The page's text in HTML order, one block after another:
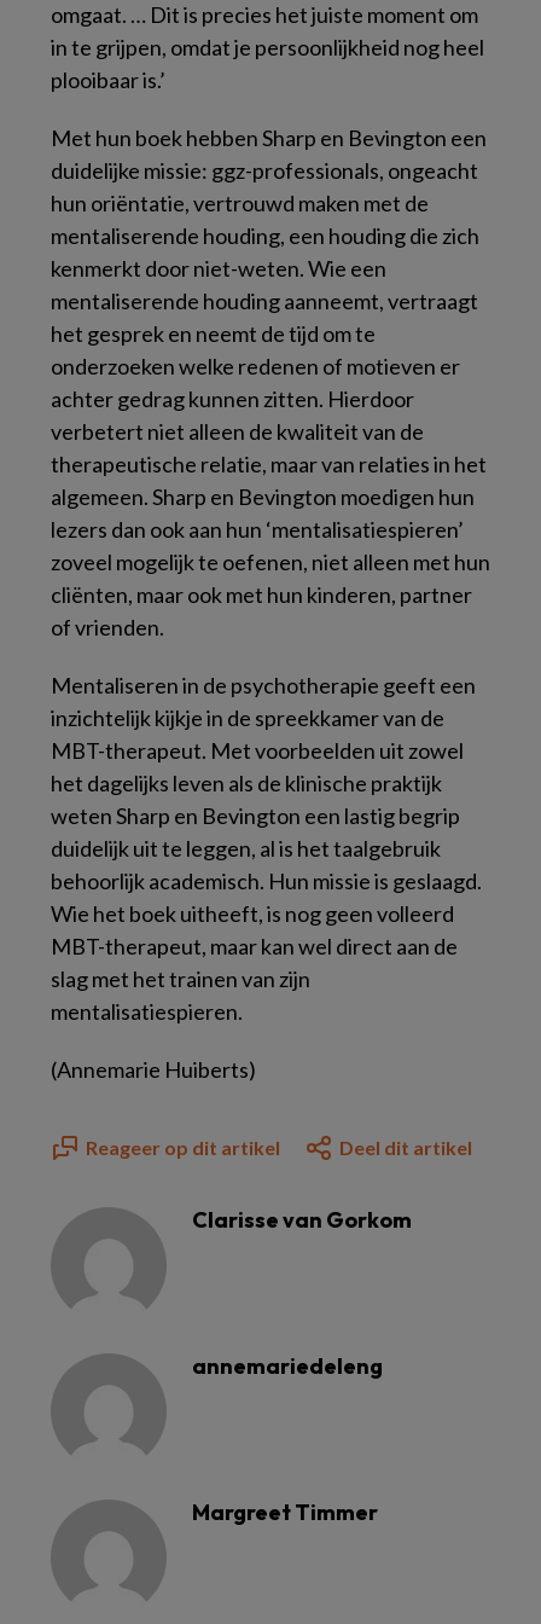
omgaat. … Dit is precies het juiste moment om
in te grijpen, omdat je persoonlijkheid nog heel
plooibaar is.’
Met hun boek hebben Sharp en Bevington een
duidelijke missie: ggz-professionals, ongeacht
hun oriëntatie, vertrouwd maken met de
mentaliserende houding, een houding die zich
kenmerkt door niet-weten. Wie een
mentaliserende houding aanneemt, vertraagt
het gesprek en neemt de tijd om te
onderzoeken welke redenen of motieven er
achter gedrag kunnen zitten. Hierdoor
verbetert niet alleen de kwaliteit van de
therapeutische relatie, maar van relaties in het
algemeen. Sharp en Bevington moedigen hun
lezers dan ook aan hun ‘mentalisatiespieren’
zoveel mogelijk te oefenen, niet alleen met hun
cliënten, maar ook met hun kinderen, partner
of vrienden.
Mentaliseren in de psychotherapie geeft een
inzichtelijk kijkje in de spreekkamer van de
MBT-therapeut. Met voorbeelden uit zowel
het dagelijks leven als de klinische praktijk
weten Sharp en Bevington een lastig begrip
duidelijk uit te leggen, al is het taalgebruik
behoorlijk academisch. Hun missie is geslaagd.
Wie het boek uitheeft, is nog geen volleerd
MBT-therapeut, maar kan wel direct aan de
slag met het trainen van zijn
mentalisatiespieren.
(Annemarie Huiberts)
Reageer op dit artikel Deel dit artikel
Clarisse van Gorkom
annemariedeleng
Margreet Timmer